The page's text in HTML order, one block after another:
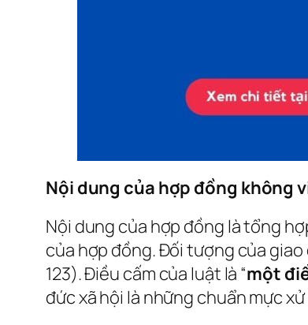
Nội dung của hợp đồng không
Nội dung của hợp đồng là tổng
của hợp đồng. Đối tượng của
123). Điều cấm của luật là “một
đức xã hội là những chuẩn mực